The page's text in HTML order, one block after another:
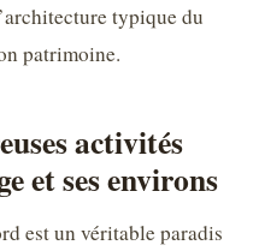
typique du
patrimoine.
activités
et ses environs
est un véritable paradis